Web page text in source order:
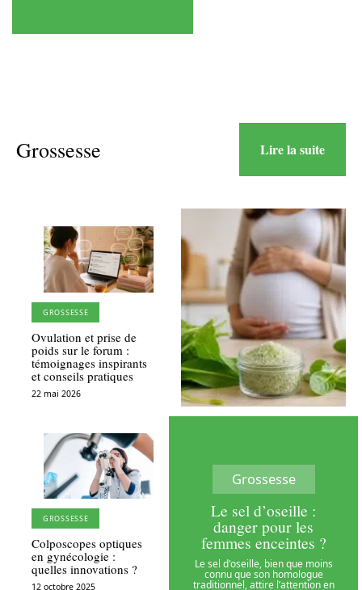
Grossesse Lire la suite
GROSSESSE
Ovulation et prise de
poids sur le forum :
témoignages inspirants
et conseils pratiques
22 mai 2026
GROSSESSE
Colposcopes optiques
en gynécologie :
quelles innovations ?
12 octobre 2025
Grossesse
Le sel d’oseille :
danger pour les
femmes enceintes ?
Le sel d'oseille, bien que moins
connu que son homologue
traditionnel, attire l’attention en